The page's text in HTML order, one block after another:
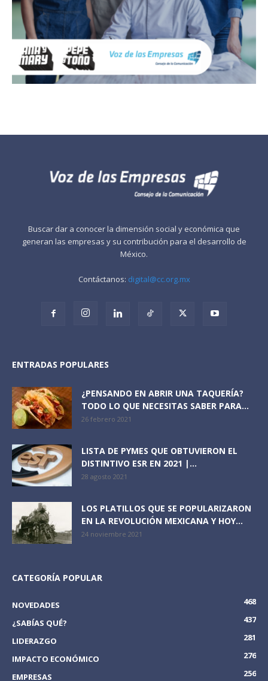
Buscar dar a conocer la dimensión social y económica que
generan las empresas y su contribución para el desarrollo de
México.
Contáctanos: digital@cc.org.mx
ENTRADAS POPULARES
¿PENSANDO EN ABRIR UNA TAQUERÍA?
TODO LO QUE NECESITAS SABER PARA...
26 febrero 2021
LISTA DE PYMES QUE OBTUVIERON EL
DISTINTIVO ESR EN 2021 |...
28 agosto 2021
LOS PLATILLOS QUE SE POPULARIZARON
EN LA REVOLUCIÓN MEXICANA Y HOY...
24 noviembre 2021
CATEGORÍA POPULAR
NOVEDADES
468
¿SABÍAS QUÉ?
437
LIDERAZGO
281
IMPACTO ECONÓMICO
276
EMPRESAS
256